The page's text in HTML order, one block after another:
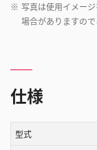
※ 写真は使用イメー
場合がありますので
仕様
型式